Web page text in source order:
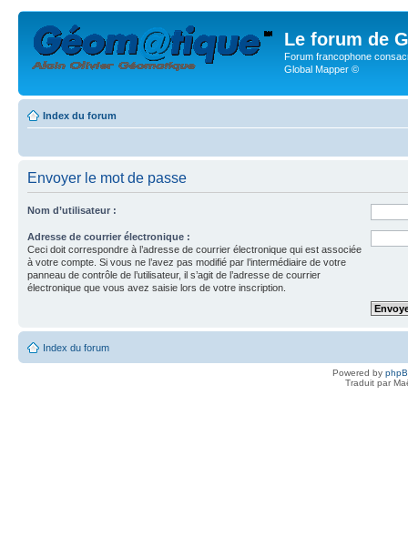
Le forum de
Forum francophone
Global Mapper ©
Index du forum
Envoyer le mot de passe
Nom d’utilisateur :
Adresse de courrier électronique :
Ceci doit correspondre à l’adresse de courrier électronique qui est associée
à votre compte. Si vous ne l’avez pas modifié par l’intermédiaire de votre
panneau de contrôle de l’utilisateur, il s’agit de l’adresse de courrier
électronique que vous avez saisie lors de votre inscription.
Index du forum
Powered by
Traduit par